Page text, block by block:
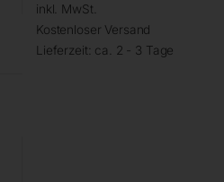
inkl. MwSt.
Kostenloser Versand
Lieferzeit: ca. 2 - 3 Tage